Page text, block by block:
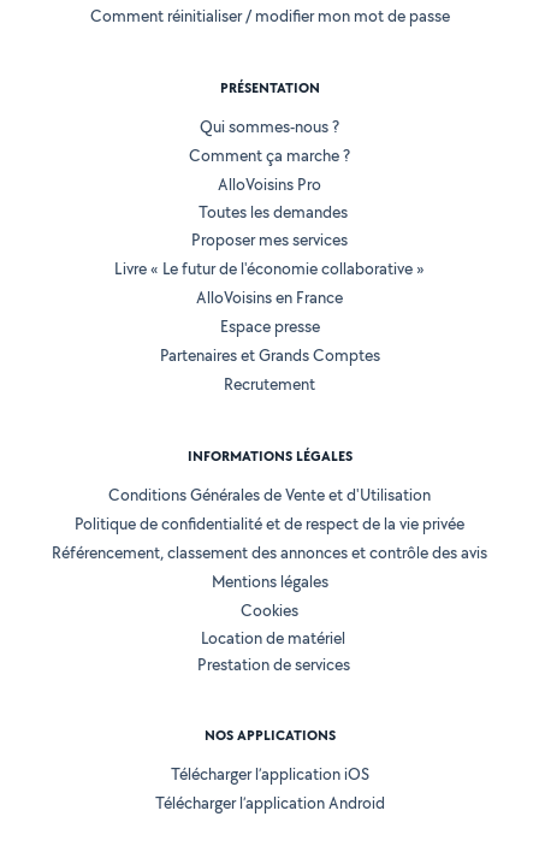
Comment réinitialiser / modifier mon mot de passe
PRÉSENTATION
Qui sommes-nous ?
Comment ça marche ?
AlloVoisins Pro
Toutes les demandes
Proposer mes services
Livre « Le futur de l'économie collaborative »
AlloVoisins en France
Espace presse
Partenaires et Grands Comptes
Recrutement
INFORMATIONS LÉGALES
Conditions Générales de Vente et d'Utilisation
Politique de confidentialité et de respect de la vie privée
Référencement, classement des annonces et contrôle des avis
Mentions légales
Cookies
Location de matériel
Prestation de services
NOS APPLICATIONS
Télécharger l’application iOS
Télécharger l’application Android